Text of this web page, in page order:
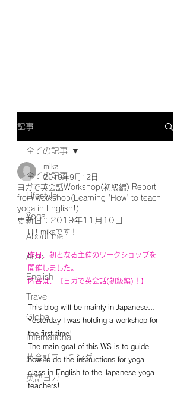
記事
全ての記事
Lifestyle
Yoga
About me
Acro
English
Travel
Global
International
英会話コーチング
英語ヨガ
全ての記事
ヨガで英会話Workshop(初級編) Report
from workshop(Learning 'How' to teach
yoga in English!)
mika
2019年9月12日
更新日： 2019年11月10日
Hi! mikaです！
昨日、初となる主催のワークショップを
開催しました。
内容は、【ヨガで英会話(初級編)！】
This blog will be mainly in Japanese...
Yesterday I was holding a workshop for
the first time!
The main goal of this WS is to guide
how to do the instructions for yoga
class in English to the Japanese yoga
teachers!